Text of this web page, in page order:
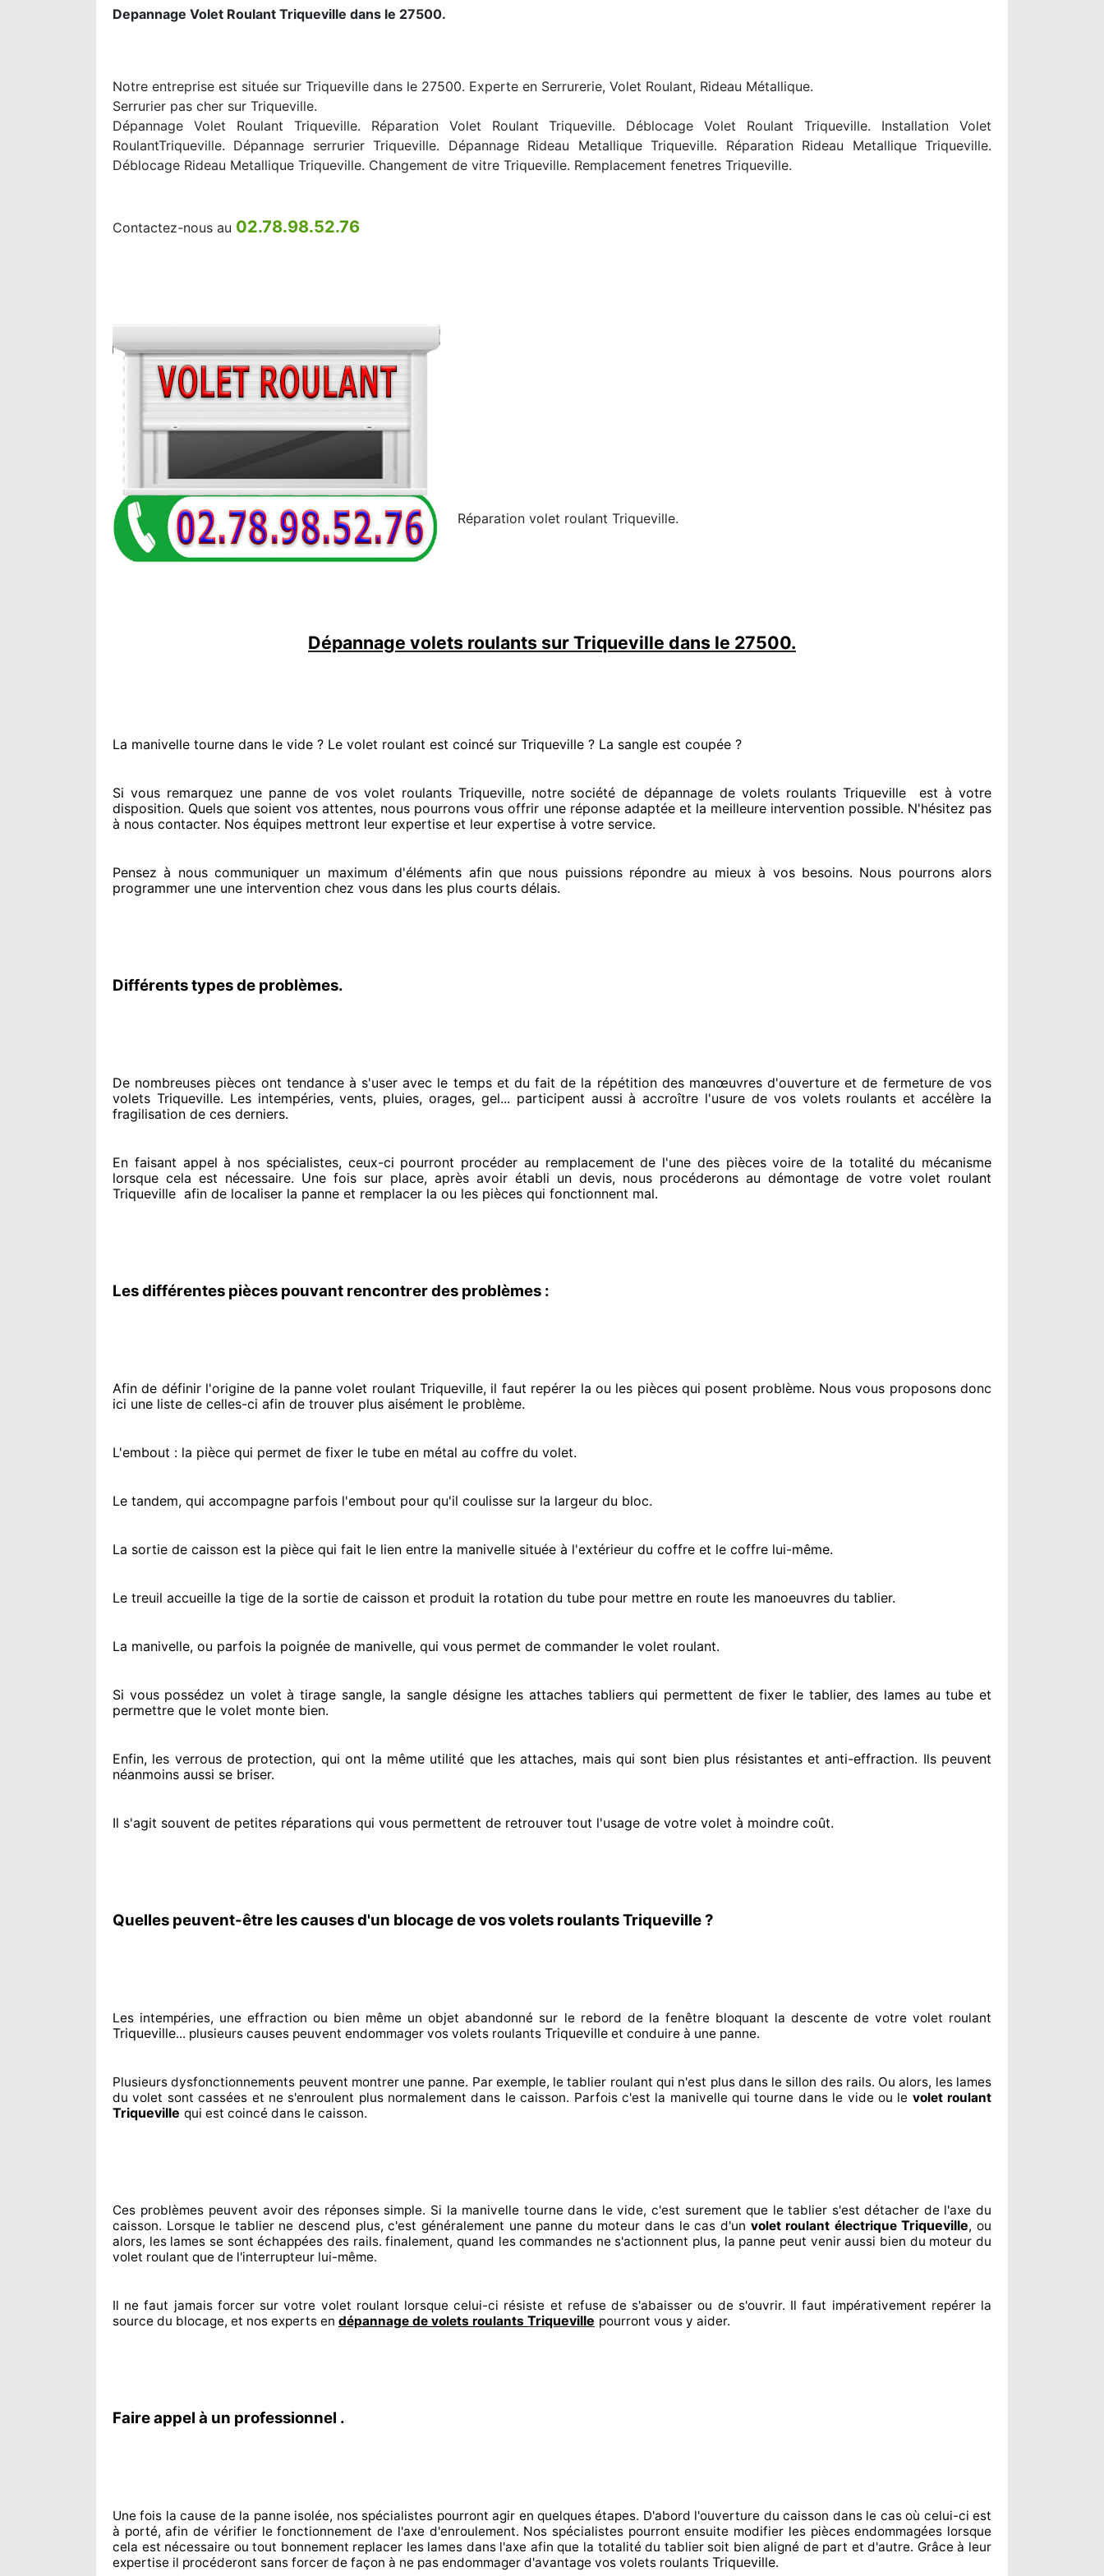
Depannage Volet Roulant Triqueville dans le 27500.
Notre entreprise est située sur Triqueville dans le 27500. Experte en Serrurerie, Volet Roulant, Rideau Métallique.
Serrurier pas cher sur Triqueville.
Dépannage Volet Roulant Triqueville. Réparation Volet Roulant Triqueville. Déblocage Volet Roulant Triqueville. Installation Volet
RoulantTriqueville. Dépannage serrurier Triqueville. Dépannage Rideau Metallique Triqueville. Réparation Rideau Metallique Triqueville.
Déblocage Rideau Metallique Triqueville. Changement de vitre Triqueville. Remplacement fenetres Triqueville.
Contactez-nous au 02.78.98.52.76
Réparation volet roulant Triqueville.
Dépannage volets roulants sur Triqueville dans le 27500.
La manivelle tourne dans le vide ? Le volet roulant est coincé sur Triqueville ? La sangle est coupée ?
Si vous remarquez une panne de vos volet roulants Triqueville, notre société de dépannage de volets roulants Triqueville est à votre
disposition. Quels que soient vos attentes, nous pourrons vous offrir une réponse adaptéeet la meilleure intervention possible. N'hésitez pas
à nous contacter. Nos équipes mettront leur expertise et leur expertise à votre service.
Pensez à nous communiquer un maximum d'éléments afin que nous puissions répondre au mieux à vos besoins. Nous pourrons alors
programmer une une intervention chez vous dans les plus courts délais.
Différents types de problèmes.
De nombreuses pièces ont tendance à s'user avec le temps et du fait de la répétition des manœuvres d'ouverture et de fermeture de vos
volets Triqueville. Les intempéries, vents, pluies, orages, gel... participent aussi à accroître l'usure de vos volets roulants et accélère la
fragilisation de ces derniers.
En faisant appel à nos spécialistes, ceux-ci pourront procéder au remplacement de l'une des pièces voire de la totalitédu mécanisme
lorsque cela est nécessaire. Une fois sur place, après avoir établi un devis, nous procéderons au démontage de votre volet roulant
Triqueville afin de localiser la panne et remplacer la ou les pièces qui fonctionnent mal.
Les différentes pièces pouvant rencontrer des problèmes :
Afin de définir l'origine de la panne volet roulant Triqueville, il faut repérer la ou les pièces qui posent problème. Nous vous proposonsdonc
ici une liste de celles-ci afin de trouver plus aisément le problème.
L'embout : la pièce qui permet de fixer le tube en métal au coffre du volet.
Le tandem, qui accompagne parfois l'embout pour qu'il coulisse sur la largeur du bloc.
La sortie de caisson est la pièce qui fait le lien entre la manivelle située à l'extérieur du coffre et le coffre lui-même.
Le treuil accueille la tige de la sortie de caisson et produit la rotation du tube pour mettre en route les manoeuvres du tablier.
La manivelle, ou parfois la poignée de manivelle, qui vous permet de commander le volet roulant.
Si vous possédez un volet à tirage sangle, la sangle désigneles attaches tabliers qui permettent de fixer le tablier, des lames au tube et
permettre que le volet monte bien.
Enfin, les verrous de protection, qui ont la même utilité que les attaches, mais qui sont bien plus résistanteset anti-effraction. Ils peuvent
néanmoins aussi se briser.
Il s'agit souvent de petites réparations qui vous permettent de retrouver tout l'usage de votre volet à moindre coût.
Quelles peuvent-être les causes d'un blocage de vos volets roulants Triqueville ?
Les intempéries, une effraction ou bien même un objet abandonné sur le rebord de la fenêtre bloquant la descente de votre volet roulant
Triqueville... plusieurs causes peuvent endommager vos volets roulants Triqueville et conduire à une panne.
Plusieurs dysfonctionnements peuvent montrerune panne. Par exemple, le tablier roulant qui n'est plus dans le sillon des rails. Ou alors, les lames
du volet sont cassées et ne s'enroulent plus normalement dans le caisson. Parfoisc'est la manivelle qui tourne dans le vide ou le volet roulant
Triqueville qui est coincé dans le caisson.
Ces problèmes peuvent avoir des réponsessimple. Si la manivelle tourne dans le vide, c'est surement que le tablier s'est détacher de l'axe du
caisson. Lorsque le tablier ne descend plus, c'est généralement une panne du moteur dans le cas d'un volet roulant électriqueTriqueville, ou
alors, les lames se sont échappées des rails. finalement, quand les commandes ne s'actionnent plus, la panne peut venir aussi bien du moteur du
volet roulant que de l'interrupteur lui-même.
Il ne faut jamais forcer sur votre volet roulant lorsque celui-ci résiste et refuse de s'abaisser ou de s'ouvrir. Il faut impérativement repérerla
source du blocage, et nos experts en dépannage de volets roulants Triqueville pourront vous y aider.
Faire appel à un professionnel .
Une fois la cause de la panne isolée, nos spécialistes pourront agir en quelques étapes. D'abord l'ouverture du caisson dans le cas où celui-ci est
à porté, afin de vérifier le fonctionnement de l'axe d'enroulement. Nos spécialistespourront ensuite modifier les pièces endommagées lorsque
cela est nécessaire ou tout bonnement replacer les lames dans l'axe afin que la totalitédu tablier soit bien aligné de part et d'autre. Grâce à leur
expertise il procéderont sans forcer de façon à ne pas endommager d'avantage vos volets roulants Triqueville.